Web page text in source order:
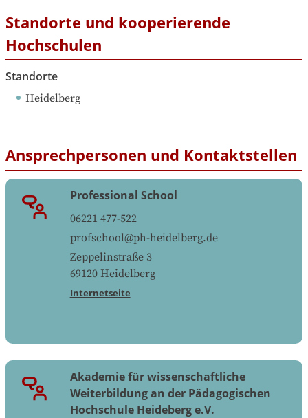
Standorte und kooperierende
Hochschulen
Standorte
Heidelberg
Ansprechpersonen und Kontaktstellen
Professional School
06221 477-522
profschool@ph-heidelberg.de
Zeppelinstraße 3
69120 Heidelberg
Internetseite
Akademie für wissenschaftliche
Weiterbildung an der Pädagogischen
Hochschule Heideberg e.V.